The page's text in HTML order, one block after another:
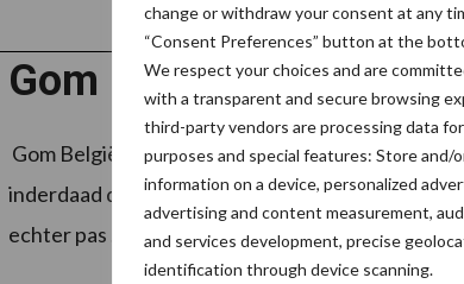
change or withdraw your consent at any
“Consent Preferences” button at the
We respect your choices and are
with a transparent and secure browsing
third-party vendors are processing data
purposes and special features: Store and/
information on a device, personalized
advertising and content measurement,
and services development, precise
identification through device scanning.
Gom België praat met
Gom België voert overnamegesprekken met
inderdaad de bedoeling de activiteiten van
echter pas ...
Lees meer